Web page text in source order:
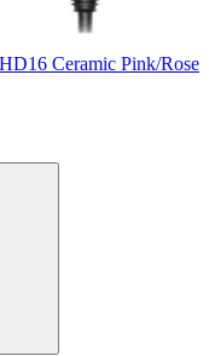
Ceramic Pink/Rose